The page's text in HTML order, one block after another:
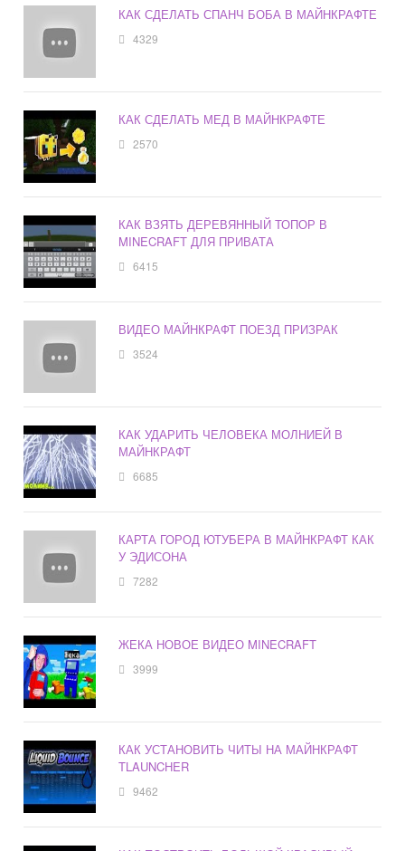
КАК СДЕЛАТЬ СПАНЧ БОБА В МАЙНКРАФТЕ
4329
КАК СДЕЛАТЬ МЕД В МАЙНКРАФТЕ
2570
КАК ВЗЯТЬ ДЕРЕВЯННЫЙ ТОПОР В
MINECRAFT ДЛЯ ПРИВАТА
6415
ВИДЕО МАЙНКРАФТ ПОЕЗД ПРИЗРАК
3524
КАК УДАРИТЬ ЧЕЛОВЕКА МОЛНИЕЙ В
МАЙНКРАФТ
6685
КАРТА ГОРОД ЮТУБЕРА В МАЙНКРАФТ КАК
У ЭДИСОНА
7282
ЖЕКА НОВОЕ ВИДЕО MINECRAFT
3999
КАК УСТАНОВИТЬ ЧИТЫ НА МАЙНКРАФТ
TLAUNCHER
9462